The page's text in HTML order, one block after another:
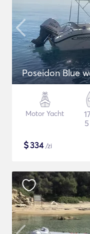
Poseidon Blue
Motor Yacht
$334/zi